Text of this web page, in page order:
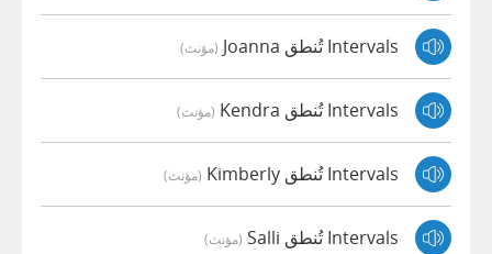
Intervals تُنطق Joanna (مؤنث)
Intervals تُنطق Kendra (مؤنث)
Intervals تُنطق Kimberly (مؤنث)
Intervals تُنطق Salli (مؤنث)